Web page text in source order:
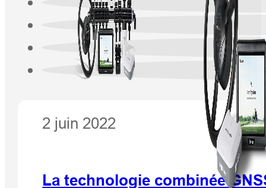
2 juin 2022
La technologie combinée